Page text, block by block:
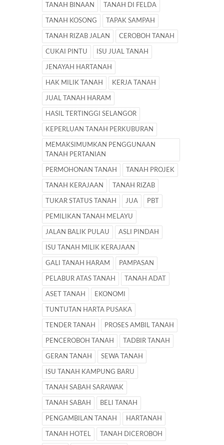
TANAH BINAAN TANAH DI FELDA
TANAH KOSONG TAPAK SAMPAH
TANAH RIZAB JALAN CEROBOH TANAH
CUKAI PINTU ISU JUAL TANAH
JENAYAH HARTANAH
HAK MILIK TANAH KERJA TANAH
JUAL TANAH HARAM
HASIL TERTINGGI SELANGOR
KEPERLUAN TANAH PERKUBURAN
MEMAKSIMUMKAN PENGGUNAAN
TANAH PERTANIAN
PERMOHONAN TANAH TANAH PROJEK
TANAH KERAJAAN TANAH RIZAB
TUKAR STATUS TANAH JUA PBT
PEMILIKAN TANAH MELAYU
JALAN BALIK PULAU ASLI PINDAH
ISU TANAH MILIK KERAJAAN
GALI TANAH HARAM PAMPASAN
PELABUR ATAS TANAH TANAH ADAT
ASET TANAH EKONOMI
TUNTUTAN HARTA PUSAKA
TENDER TANAH PROSES AMBIL TANAH
PENCEROBOH TANAH TADBIR TANAH
GERAN TANAH SEWA TANAH
ISU TANAH KAMPUNG BARU
TANAH SABAH SARAWAK
TANAH SABAH BELI TANAH
PENGAMBILAN TANAH HARTANAH
TANAH HOTEL TANAH DICEROBOH